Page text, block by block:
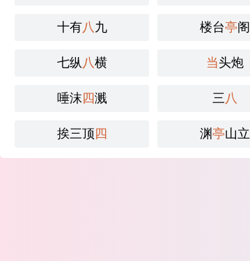
十有八九 楼台亭阁
七纵 八横 当头炮
唾沫四溅 三八
挨三顶 四 渊亭山立